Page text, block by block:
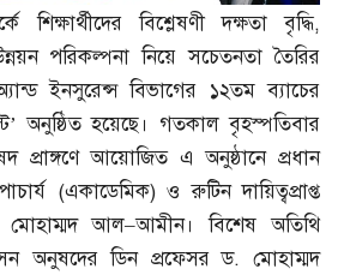
শিক্ষার্থীদের বিশ্লেষণী দক্ষতা বৃদ্ধি,
পরিকল্পনা নিয়ে সচেতনতা তৈরির
ইনসুরেন্স বিভাগের ১২তম ব্যাচের
অনুষ্ঠিত হয়েছে। গতকাল বৃহস্পতিবার
প্রাঙ্গণে আয়োজিত এ অনুষ্ঠানে প্রধান
(একাডেমিক) ও রুটিন দায়িত্বপ্রাপ্ত
মোহাম্মদ আল–আমীন। বিশেষ অতিথি
অনুষদের ডিন প্রফেসর ড.মোহাম্মদ